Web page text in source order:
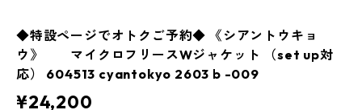
◆特設ページでオトクご予約◆ 《シアントウキョ
ウ》 マイクロフリースWジャケット （set up対
応） 604513 cyantokyo 2603 b -009
¥24,200